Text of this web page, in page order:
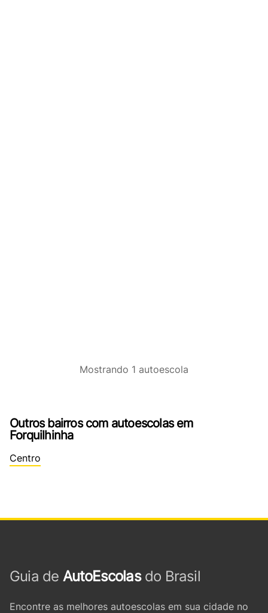
Outros bairros com autoescolas em
Forquilhinha
Centro
Mostrando 1 autoescola
Guia de AutoEscolasdo Brasil
Encontre as melhores autoescolas em sua cidade no